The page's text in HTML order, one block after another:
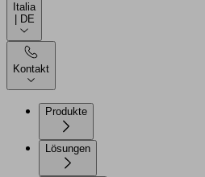
Italia
| DE
Kontakt
Produkte
Lösungen